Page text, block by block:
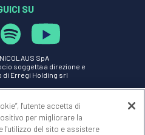
SU
NICOLAUS SpA
soggetta a direzione e
Erregi Holding srl
del 28/05/1999
BRINDISI n.01517830749
100.000,00 i.v.
l'utente accetta di
per migliorare la
l'utilizzo del sito e assistere